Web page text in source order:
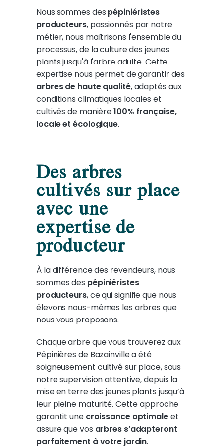
Nous sommes des pépiniéristes
producteurs, passionnés par notre
métier, nous maîtrisons l'ensemble du
processus, de la culture des jeunes
plants jusqu'à l'arbre adulte. Cette
expertise nous permet de garantir des
arbres de haute qualité, adaptés aux
conditions climatiques locales et
cultivés de manière100% française,
locale et écologique.
Des arbres
cultivés sur place
avec une
expertise de
producteur
À la différence des revendeurs, nous
sommes des pépiniéristes
producteurs, ce qui signifie que nous
élevons nous-mêmes les arbres que
nous vous proposons.
Chaque arbre que vous trouverez aux
Pépinières de Bazainville a été
soigneusement cultivé sur place, sous
notre supervision attentive, depuis la
mise en terre des jeunes plants jusqu’à
leur pleine maturité. Cette approche
garantit une croissance optimaleet
assure que vos arbres s’adapteront
parfaitement à votre jardin.